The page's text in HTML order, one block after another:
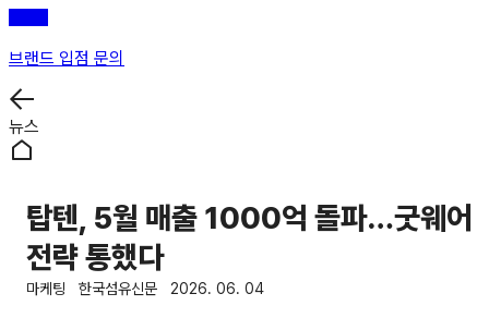
브랜드 입점 문의
뉴스
탑텐, 5월 매출 1000억 돌파…굿웨어
전략 통했다
마케팅 한국섬유신문 2026. 06. 04